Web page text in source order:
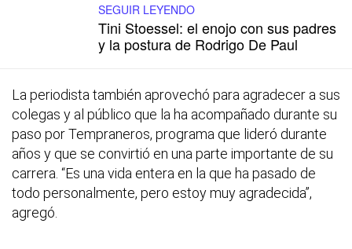
SEGUIR LEYENDO
Tini Stoessel: el enojo con sus padres
y la postura de Rodrigo De Paul
La periodista también aprovechó para agradecer a sus
colegas y al público que la ha acompañado durante su
paso porTempraneros, programa que lideró durante
años y que se convirtió en una parte importante de su
carrera. “Es una vida entera en la que ha pasado de
todo personalmente, pero estoy muy agradecida”,
agregó.